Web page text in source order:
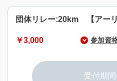
団体リレー:20km 【アーリ
￥3,000 参加資
年齢・男女のいかんを問わず4
※18歳未満は保護者の同意が必要
受付期